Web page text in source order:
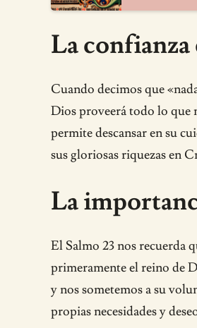
La
Cuando decimos que
Dios proveerá todo lo que
permite descansar en su
sus gloriosas riquezas en
La
El Salmo 23 nos recuerda
primeramente el reino de
y nos sometemos a su
propias necesidades y